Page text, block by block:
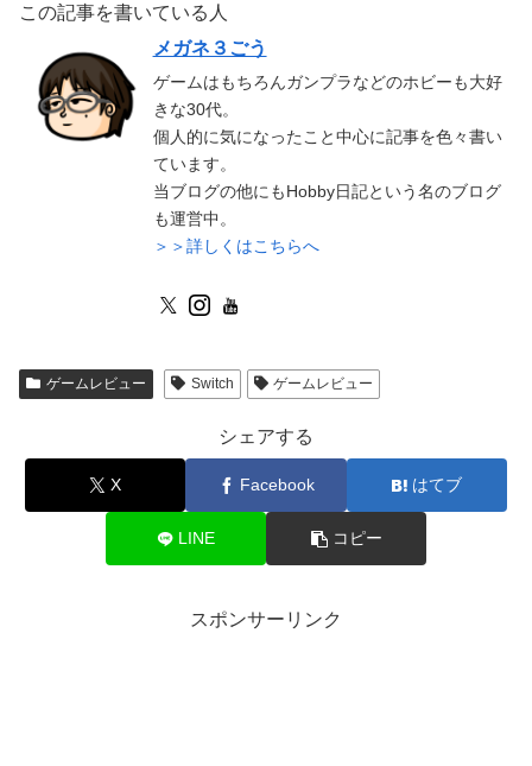
この記事を書いている人
メガネ３ごう
ゲームはもちろんガンプラなどのホビーも大好
きな30代。
個人的に気になったこと中心に記事を色々書い
ています。
当ブログの他にもHobby日記という名のブログ
も運営中。
＞＞詳しくはこちらへ
ゲームレビュー Switch ゲームレビュー
シェアする
X Facebook はてブ
LINE コピー
スポンサーリンク